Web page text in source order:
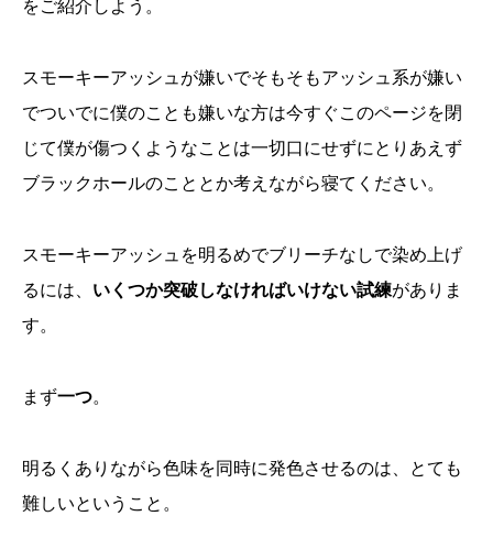
をご紹介しよう。
スモーキーアッシュが嫌いでそもそもアッシュ系が嫌い
でついでに僕のことも嫌いな方は今すぐこのページを閉
じて僕が傷つくようなことは一切口にせずにとりあえず
ブラックホールのこととか考えながら寝てください。
スモーキーアッシュを明るめでブリーチなしで染め上げ
るには、 いくつか突破しなければいけない試練がありま
す。
まず一つ。
明るくありながら色味を同時に発色させるのは、とても
難しいということ。